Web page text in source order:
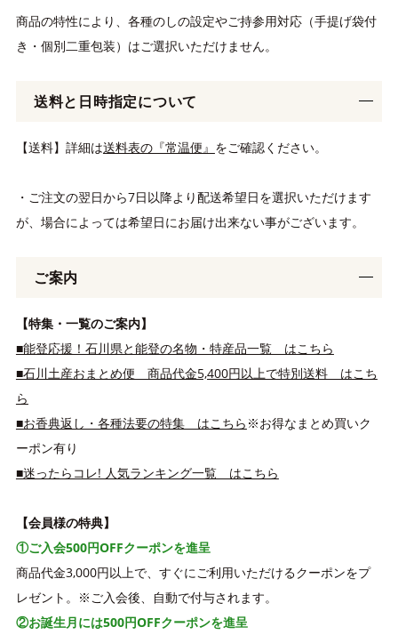
商品の特性により、各種のしの設定やご持参用対応（手提げ袋付
き・個別二重包装）はご選択いただけません。
送料と日時指定について
【送料】詳細は送料表の『常温便』 をご確認ください。
・ご注文の翌日から7日以降より配送希望日を選択いただけます
が、場合によっては希望日にお届け出来ない事がございます。
ご案内
【特集・一覧のご案内】
■能登応援！石川県と能登の名物・特産品一覧 はこちら
■石川土産おまとめ便 商品代金5,400円以上で特別送料 はこち
ら
■お香典返し・各種法要の特集 はこちら ※お得なまとめ買いク
ーポン有り
■迷ったらコレ! 人気ランキング一覧 はこちら
【会員様の特典】
①ご入会500円OFFクーポンを進呈
商品代金3,000円以上で、すぐにご利用いただけるクーポンをプ
レゼント。※ご入会後、自動で付与されます。
②お誕生月には500円OFFクーポンを進呈